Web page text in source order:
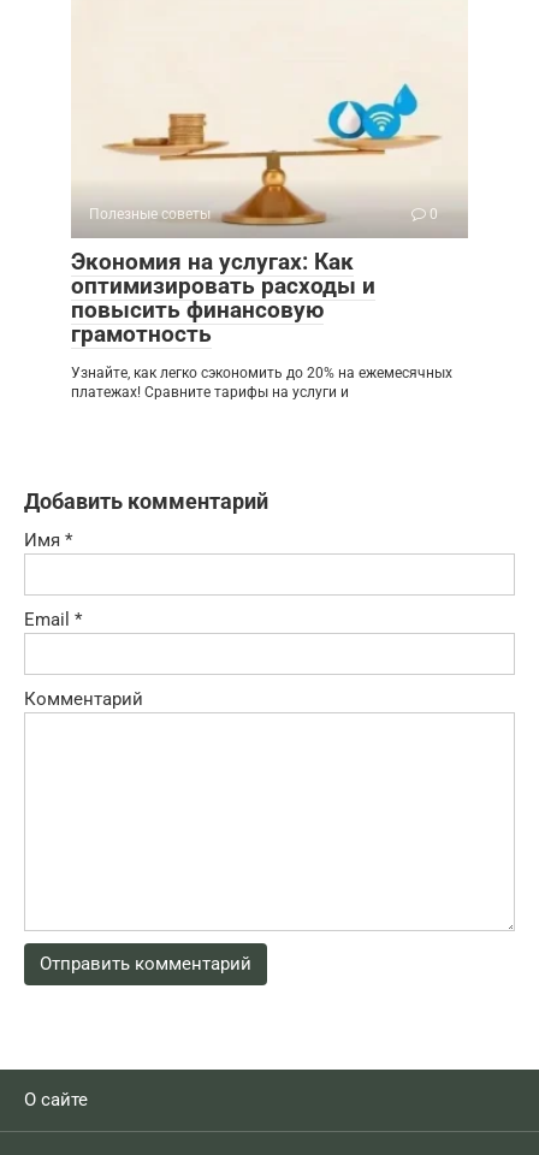
Полезные советы 0
Экономия на услугах: Как
оптимизировать расходы и
повысить финансовую
грамотность
Узнайте, как легко сэкономить до 20% на ежемесячных
платежах! Сравните тарифы на услуги и
Добавить комментарий
Имя *
Email *
Комментарий
О сайте